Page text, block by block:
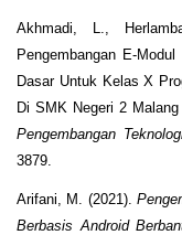
Akhmadi, L.,
Pengembangan E-
Dasar Untuk Kelas X
Di SMK Negeri 2 Malang
Pengembangan
3879.
Arifani, M. (2021).
Berbasis Android